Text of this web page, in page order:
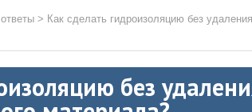
> Как сделать гидроизоляцию без удаления
без